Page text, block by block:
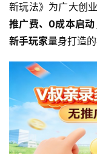
新玩法》为广大创
推广费、0成本启动
新手玩家量身打造